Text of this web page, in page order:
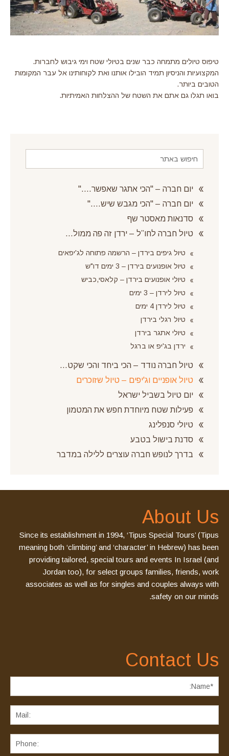
טיפוס טיולים מתמחה כבר שנים בטיולי שטח וימי גיבוש לחברות.
המקצועיות והניסיון תמיד הובילו אותנו ואת לקוחותינו אל עבר המקומות
הטובים ביותר.
בואו תגלו גם אתם את השטח של ההצלחות האמיתיות.
יום חברה – "הכי אתגר שאפשר…."
יום חברה – "הכי מגבש שיש…."
סדנאות מאסטר שף
טיול חברה לחו”ל – ירדן זה פה ממול…
טיול גיפים בירדן – הרשמה פתוחה לג'יפאים
טיול אופנועים בירדן – 3 ימים דו"ש
טיולי אופנועים בירדן – קלאסי,כביש
טיול לירדן – 3 ימים
טיול לירדן 4 ימים
טיול רגלי בירדן
טיולי אתגר בירדן
ירדן בג'יפ או ברגל
טיול חברה נודד – הכי ביחד והכי שקט…
טיול אופניים וג'יפים – טיול שזוכרים
יום טיול בשביל ישראל
פעילות שטח מיוחדת חפש את המטמון
טיולי סנפלינג
סדנת בישול בטבע
בדרך לנופש חברה עוצרים ללילה במדבר
About Us
Since its establishment in 1994, ‘Tipus Special Tours’ (Tipus
meaning both ‘climbing’ and ‘character’ in Hebrew) has been
providing tailored, special tours and events In Israel (and
Jordan too), for select groups families, friends, work
associates as well as for singles and couples always with
safety on our minds.
Contact Us